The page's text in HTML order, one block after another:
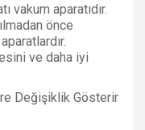
vakum aparatıdır.
önce
ve daha iyi
Değişiklik Gösterir